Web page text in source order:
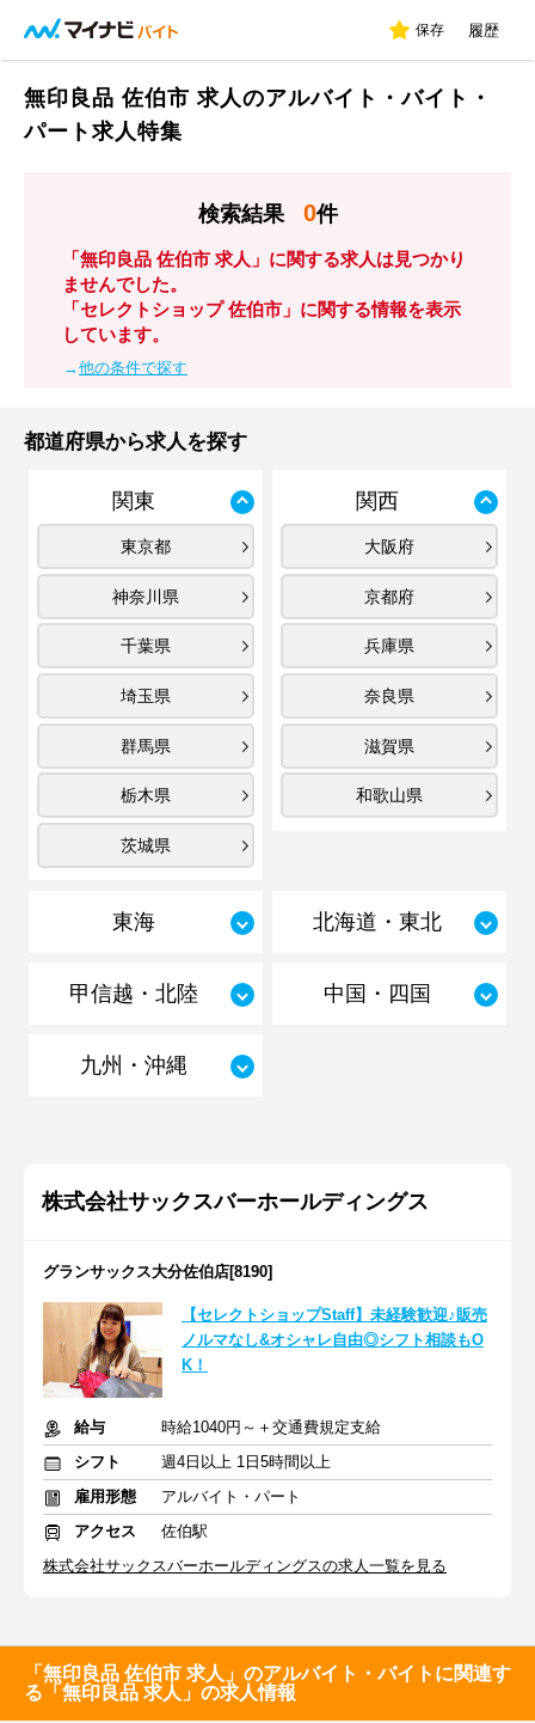
保存 履歴
無印良品 佐伯市 求人のアルバイト・バイト・
パート求人特集
検索結果 0件
「無印良品 佐伯市 求人」に関する求人は見つかり
ませんでした。
「セレクトショップ 佐伯市」に関する情報を表示
しています。
→他の条件で探す
都道府県から求人を探す
関東
東京都
神奈川県
千葉県
埼玉県
群馬県
栃木県
茨城県
関西
大阪府
京都府
兵庫県
奈良県
滋賀県
和歌山県
東海 北海道・東北
甲信越・北陸 中国・四国
九州・沖縄
株式会社サックスバーホールディングス
グランサックス大分佐伯店[8190]
【セレクトショップStaff】未経験歓迎♪販売
ノルマなし&オシャレ自由◎シフト相談もO
K！
給与
時給1040円～＋交通費規定支給
シフト
週4日以上 1日5時間以上
雇用形態
アルバイト・パート
アクセス
佐伯駅
株式会社サックスバーホールディングスの求人一覧を見る
「無印良品 佐伯市 求人」のアルバイト・バイトに関連す
る「無印良品 求人」の求人情報